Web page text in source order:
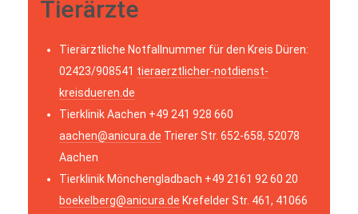
Tierärzte
Tierärztliche Notfallnummer für den Kreis Düren:
02423/908541 tieraerztlicher-notdienst-
kreisdueren.de
Tierklinik Aachen +49 241 928 660
aachen@anicura.de Trierer Str. 652-658, 52078
Aachen
Tierklinik Mönchengladbach +49 2161 92 60 20
boekelberg@anicura.de Krefelder Str. 461, 41066